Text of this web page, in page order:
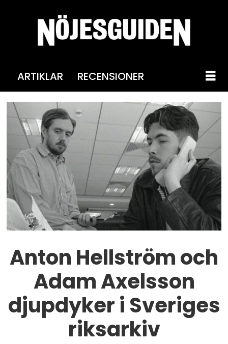
ARTIKLAR RECENSIONER
Anton Hellström och
Adam Axelsson
djupdyker i Sveriges
riksarkiv